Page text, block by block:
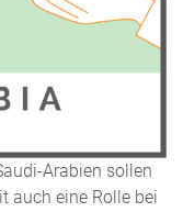
Arabien sollen
auch eine Rolle bei